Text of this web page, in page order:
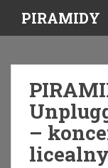
i
PIRAMIDY
–